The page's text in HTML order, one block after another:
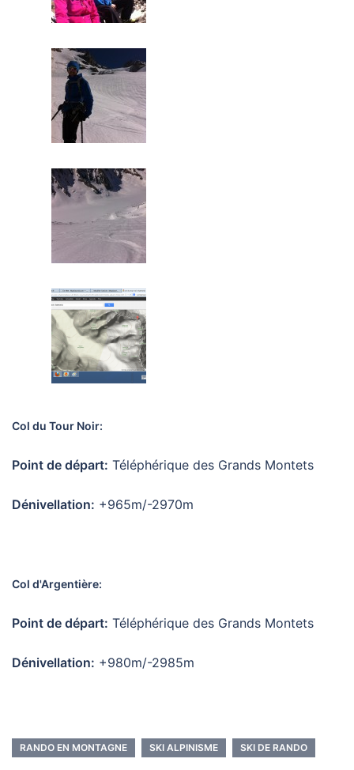
Col du Tour Noir:
Point de départ: Téléphérique des Grands Montets
Dénivellation: +965m/-2970m
Col d'Argentière:
Point de départ: Téléphérique des Grands Montets
Dénivellation: +980m/-2985m
RANDO EN MONTAGNE SKI ALPINISME SKI DE RANDO